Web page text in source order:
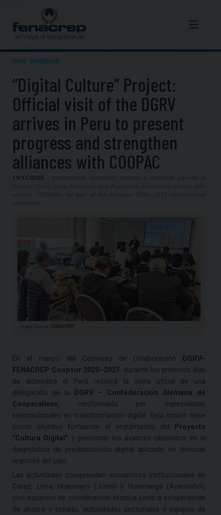
Value of Integration
News Institutional
“Digital Culture” Project:
Official visit of the DGRV
arrives in Peru to present
progress and strengthen
alliances with COOPAC
19/11/2025
Image Source: FENACREP
En el marco del Convenio de Colaboración DGRV–
FENACREP Coopsur 2025–2027, durante los primeros días
de diciembre el Perú recibirá la visita oficial de una
delegación de la DGRV – Confederación Alemana de
Cooperativas, conformada por especialistas
internacionales en transformación digital. Esta misión tiene
como objetivo fortalecer el seguimiento del Proyecto
“Cultura Digital” y presentar los avances obtenidos en el
diagnóstico de predisposición digital aplicado en diversas
regiones del país.
Las actividades comprenden encuentros institucionales en
Caraz, Lima, Huancayo (Junín) y Huamanga (Ayacucho),
con espacios de coordinación técnica junto a cooperativas
de ahorro y crédito, autoridades sectoriales y equipos de